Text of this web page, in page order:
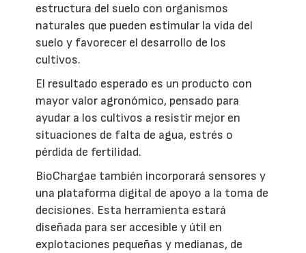
estructura del suelo con organismos
naturales que pueden estimular la vida del
suelo y favorecer el desarrollo de los
cultivos.
El resultado esperado es un producto con
mayor valor agronómico, pensado para
ayudar a los cultivos a resistir mejor en
situaciones de falta de agua, estrés o
pérdida de fertilidad.
BioChargae también incorporará sensores y
una plataforma digital de apoyo a la toma de
decisiones. Esta herramienta estará
diseñada para ser accesible y útil en
explotaciones pequeñas y medianas, de